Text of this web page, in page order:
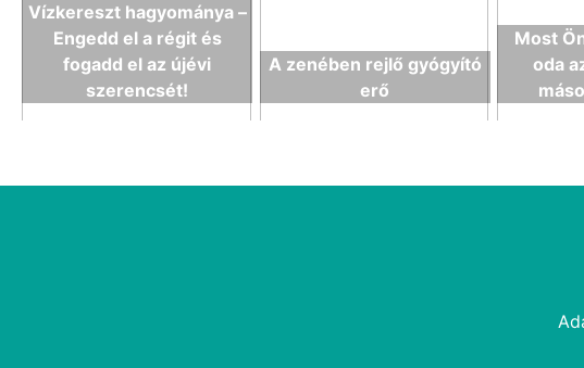
Vízkereszt hagyománya –
Engedd el a régit és
fogadd el az újévi
szerencsét!
A zenében rejlő gyógyító
erő
Most
oda